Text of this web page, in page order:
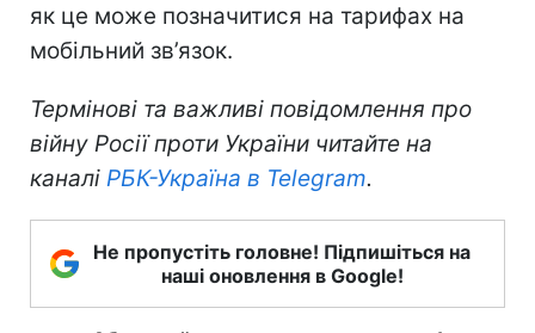
як це може позначитися на тарифах на
мобільний зв’язок.
Термінові та важливі повідомлення про
війну Росії проти України читайте на
каналі РБК-Україна в Telegram.
Не пропустіть головне! Підпишіться на
наші оновлення в Google!